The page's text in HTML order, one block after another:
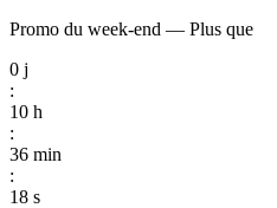
Promo du week-end — Plus que
0 j
:
10 h
:
36 min
:
17 s